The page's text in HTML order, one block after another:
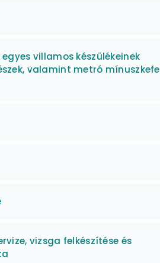
villamos készülékeinek
valamint metró mínuszkefe
vizsga felkészítése és